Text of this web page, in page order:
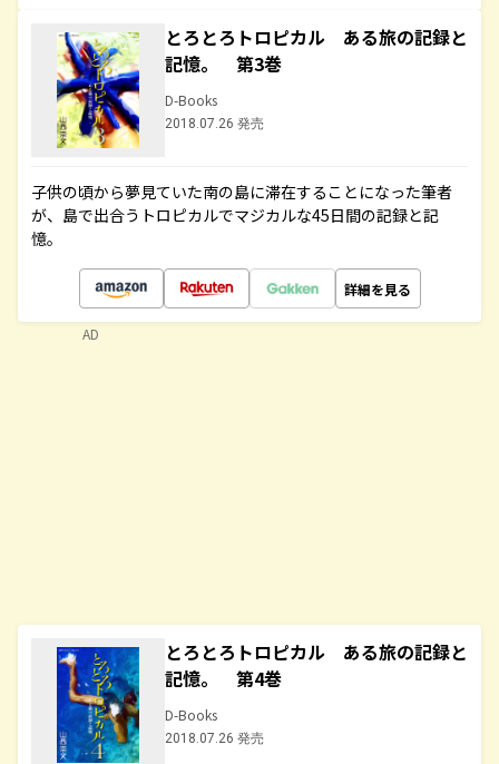
とろとろトロピカル ある旅の記録と
記憶。 第3巻
D-Books
2018.07.26 発売
子供の頃から夢見ていた南の島に滞在することになった筆者
が、島で出合うトロピカルでマジカルな45日間の記録と記
憶。
詳細を見る
とろとろトロピカル ある旅の記録と
記憶。 第4巻
D-Books
2018.07.26 発売
AD